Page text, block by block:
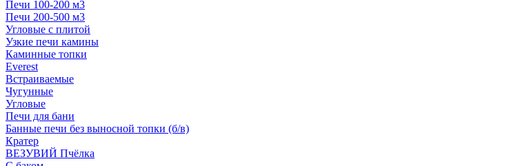
Печи 100-200 м3
Печи 200-500 м3
Угловые с плитой
Узкие печи камины
Каминные топки
Everest
Встраиваемые
Чугунные
Угловые
Печи для бани
Банные печи без выносной топки (б/в)
Кратер
ВЕЗУВИЙ Пчёлка